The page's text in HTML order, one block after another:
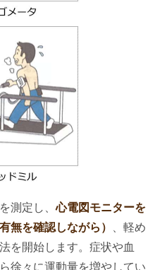
測定し、心電図モニターを
無を確認しながら）
、軽め
を開始します。症状や血
徐々に運動量を増やしてい